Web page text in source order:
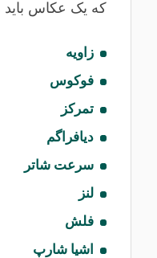
که یک عکاس
زاویه
فوکوس
تمرکز
دیافراگم
سرعت شاتر
لنز
فلش
اشیا شارپ